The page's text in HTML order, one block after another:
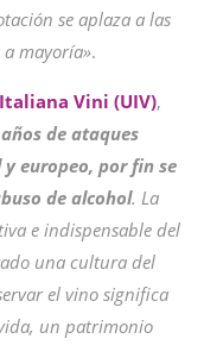
se aplaza a las
a mayoría».
Vini (UIV),
de ataques
europeo, por fin se
de alcohol. La
e indispensable del
una cultura del
el vino significa
un patrimonio